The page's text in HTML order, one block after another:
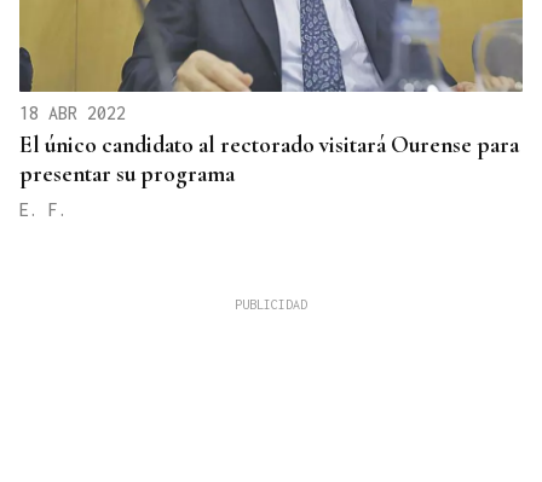
18 ABR 2022
El único candidato al rectorado visitará Ourense para
presentar su programa
E. F.